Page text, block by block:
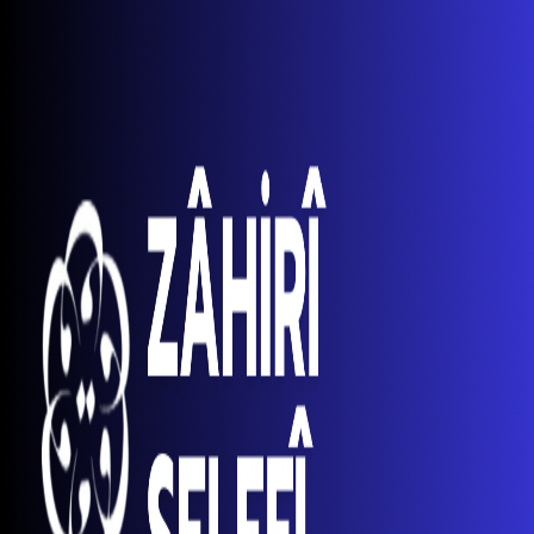
Kurumsal Kimlik
Kadromuz
Kamuoyu Duyuruları
KÜTÜPHANE
FAALİYETLER
Sempozyumlar
Çalıştaylar
Konferanslar
Araştırmalar
Eğitimler
YAYINLAR
Yayınlarımızdan Seçmeler
Kitaplar
Bültenler
Broşürler